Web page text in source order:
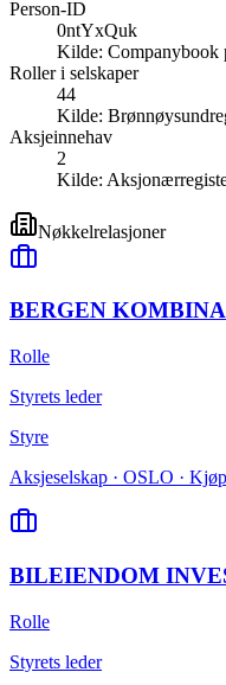
Person-ID
0ntYxQuk
Kilde: Companybook
Roller i selskaper
44
Kilde:
Aksjeinnehav
2
Kilde:
Nøkkelrelasjoner
BERGEN
Rolle
Styrets leder
Styre
Aksjeselskap · OSLO ·
BILEIENDOM
Rolle
Styrets leder